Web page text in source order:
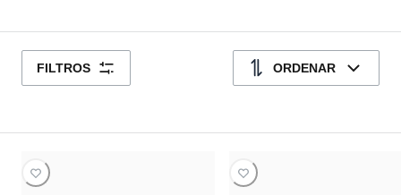
FILTROS ORDENAR